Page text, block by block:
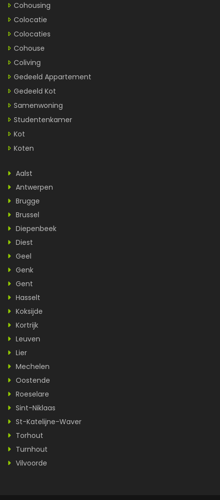
Cohousing
Colocatie
Colocaties
Cohouse
Coliving
Gedeeld Appartement
Gedeeld Kot
Samenwoning
Studentenkamer
Kot
Koten
Aalst
Antwerpen
Brugge
Brussel
Diepenbeek
Diest
Geel
Genk
Gent
Hasselt
Koksijde
Kortrijk
Leuven
Lier
Mechelen
Oostende
Roeselare
Sint-Niklaas
St-Katelijne-Waver
Torhout
Turnhout
Vilvoorde